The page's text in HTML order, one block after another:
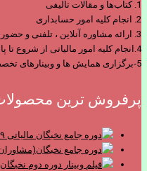
1. کتاب‌ها و مقالات تالیفی
2. انجام کلیه امور حسابداری
3. ارائه مشاوره آنلاین ، تلفنی و حضوری
4.انجام کلیه امور مالیاتی از شروع تا پایان
5-برگزاری همایش ها و وبینارهای تخصصی
پرفروش ترین